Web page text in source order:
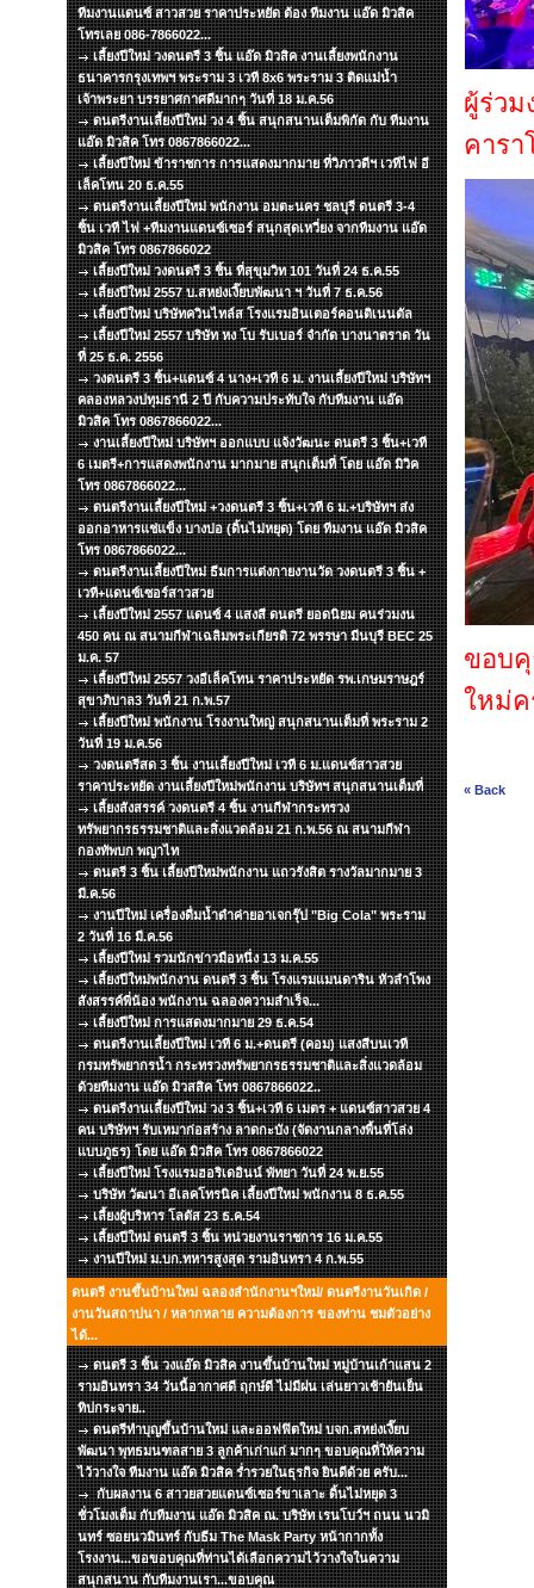
ทีมงานแดนซ์ สาวสวย ราคาประหยัด ต้อง ทีมงาน แอ๊ด มิวสิค
โทรเลย 086-7866022...
เลี้ยงปีใหม่ วงดนตรี 3 ชิ้น แอ๊ด มิวสิค งานเลี้ยงพนักงาน
ธนาคารกรุงเทพฯ พระราม 3 เวที 8x6 พระราม 3 ติดแม่น้ำ
เจ้าพระยา บรรยาศกาศดีมากๆ วันที่ 18 ม.ค.56
ดนตรีงานเลี้ยงปีใหม่ วง 4 ชิ้น สนุกสนานเต็มพิกัด กับ ทีมงาน
แอ๊ด มิวสิค โทร 0867866022...
เลี้ยงปีใหม่ ข้าราชการ การแสดงมากมาย ที่วิภาวดีฯ เวทีไฟ อี
เล็คโทน 20 ธ.ค.55
ดนตรีงานเลี้ยงปีใหม่ พนักงาน อมตะนคร ชลบุรี ดนตรี 3-4
ชิ้น เวที ไฟ +ทีมงานแดนซ์เซอร์ สนุกสุดเหวี่ยง จากทีมงาน แอ๊ด
มิวสิค โทร 0867866022
เลี้ยงปีใหม่ วงดนตรี 3 ชิ้น ที่สุขุมวิท 101 วันที่ 24 ธ.ค.55
เลี้ยงปีใหม่ 2557 บ.สหย่งเงี๊ยบพัฒนา ฯ วันที่ 7 ธ.ค.56
เลี้ยงปีใหม่ บริษัทควินไทล์ส โรงแรมอินเตอร์คอนติเนนตัล
เลี้ยงปีใหม่ 2557 บริษัท หง โบ รับเบอร์ จำกัด บางนาตราด วัน
ที่ 25 ธ.ค. 2556
วงดนตรี 3 ชิ้น+แดนซ์ 4 นาง+เวที 6 ม. งานเลี้ยงปีใหม่ บริษัทฯ
คลองหลวงปทุมธานี 2 ปี กับความประทับใจ กับทีมงาน แอ๊ด
มิวสิค โทร 0867866022...
งานเลี้ยงปีใหม่ บริษัทฯ ออกแบบ แจ้งวัฒนะ ดนตรี 3 ชิ้น+เวที
6 เมตรี+การแสดงพนักงาน มากมาย สนุกเต็มที่ โดย แอ๊ด มิวิค
โทร 0867866022...
ดนตรีงานเลี้ยงปีใหม่ +วงดนตรี 3 ชิ้น+เวที 6 ม.+บริษัทฯ ส่ง
ออกอาหารแช่แข็ง บางบ่อ (ดิ้นไม่หยุด) โดย ทีมงาน แอ๊ด มิวสิค
โทร 0867866022...
ดนตรีงานเลี้ยงปีใหม่ ธีมการแต่งกายงานวัด วงดนตรี 3 ชิ้น +
เวที+แดนซ์เซอร์สาวสวย
เลี้ยงปีใหม่ 2557 แดนซ์ 4 แสงสี ดนตรี ยอดนิยม คนร่วมงน
450 คน ณ สนามกีฬาเฉลิมพระเกียรติ 72 พรรษา มีนบุรี BEC 25
ม.ค. 57
เลี้ยงปีใหม่ 2557 วงอีเล็คโทน ราคาประหยัด รพ.เกษมราษฎร์
สุขาภิบาล3 วันที่ 21 ก.พ.57
เลี้ยงปีใหม่ พนักงาน โรงงานใหญ่ สนุกสนานเต็มที่ พระราม 2
วันที่ 19 ม.ค.56
วงดนตรีสด 3 ชิ้น งานเลี้ยงปีใหม่ เวที 6 ม.แดนซ์สาวสวย
ราคาประหยัด งานเลี้ยงปีใหม่พนักงาน บริษัทฯ สนุกสนานเต็มที่
เลี้ยงสังสรรค์ วงดนตรี 4 ชิ้น งานกีฬากระทรวง
ทรัพยากรธรรมชาติและสิ่งแวดล้อม 21 ก.พ.56 ณ สนามกีฬา
กองทัพบก พญาไท
ดนตรี 3 ชิ้น เลี้ยงปีใหม่พนักงาน แถวรังสิต รางวัลมากมาย 3
มี.ค.56
งานปีใหม่ เครื่องดื่มน้ำดำค่ายอาเจกรุ๊ป "Big Cola" พระราม
2 วันที่ 16 มี.ค.56
เลี้ยงปีใหม่ รวมนักข่าวมือหนึ่ง 13 ม.ค.55
เลี้ยงปีใหม่พนักงาน ดนตรี 3 ชิ้น โรงแรมแมนดาริน หัวลำโพง
สังสรรค์พี่น้อง พนักงาน ฉลองความสำเร็จ...
เลี้ยงปีใหม่ การแสดงมากมาย 29 ธ.ค.54
ดนตรีงานเลี้ยงปีใหม่ เวที 6 ม.+ดนตรี (คอม) แสงสีบนเวที
กรมทรัพยากรน้ำ กระทรวงทรัพยากรธรรมชาติและสิ่งแวดล้อม
ด้วยทีมงาน แอ๊ด มิวสสิค โทร 0867866022..
ดนตรีงานเลี้ยงปีใหม่ วง 3 ชิ้น+เวที 6 เมตร + แดนซ์สาวสวย 4
คน บริษัทฯ รับเหมาก่อสร้าง ลาดกะบัง (จัดงานกลางพื้นที่โล่ง
แบบภูธร) โดย แอ๊ด มิวสิค โทร 0867866022
เลี้ยงปีใหม่ โรงแรมฮอริเดอินน์ พัทยา วันที่ 24 พ.ย.55
บริษัท วัฒนา อีเลคโทรนิค เลี้ยงปีใหม่ พนักงาน 8 ธ.ค.55
เลี้ยงผู้บริหาร โลตัส 23 ธ.ค.54
เลี้ยงปีใหม่ ดนตรี 3 ชิ้น หน่วยงานราชการ 16 ม.ค.55
งานปีใหม่ ม.บก.ทหารสูงสุด รามอินทรา 4 ก.พ.55
ดนตรี งานขึ้นบ้านใหม่ ฉลองสำนักงานฯใหม่/ ดนตรีงานวันเกิด /
งานวันสถาปนา / หลากหลาย ความต้องการ ของท่าน ชมตัวอย่าง
ได้...
ดนตรี 3 ชิ้น วงแอ๊ด มิวสิค งานขึ้นบ้านใหม่ หมู่บ้านเก้าแสน 2
รามอินทรา 34 วันนี้อากาศดี ฤกษ์ดี ไม่มีฝน เล่นยาวเช้ายันเย็น
ทิปกระจาย..
ดนตรีทำบุญขึ้นบ้านใหม่ และออฟฟิตใหม่ บจก.สหย่งเงี๊ยบ
พัฒนา พุทธมนฑลสาย 3 ลูกค้าเก่าแก่ มากๆ ขอบคุณที่ให้ความ
ไว้วางใจ ทีมงาน แอ๊ด มิวสิค ร่ำรวยในธุรกิจ ยินดีด้วย ครับ...
กับผลงาน 6 สาวยสวยแดนซ์เซอร์ขาเลาะ ดิ้นไม่หยุด 3
ชั่วโมงเต็ม กับทีมงาน แอ๊ด มิวสิค ณ. บริษัท เรนโบว์ฯ ถนน นวมิ
นทร์ ซอยนวมินทร์ กับธีม The Mask Party หน้ากากทั้ง
โรงงาน...ขอขอบคุณที่ท่านได้เลือกความไว้วางใจในความ
สนุกสนาน กับทีมงานเรา...ขอบคุณ
ผู้ร่วม
คารา
ขอบคุ
ใหม่
« Back